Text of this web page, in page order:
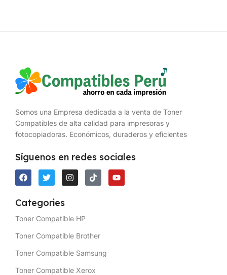
Somos una Empresa dedicada a la venta de Toner
Compatibles de alta calidad para impresoras y
fotocopiadoras. Económicos, duraderos y eficientes
Síguenos en redes sociales
Categories
Toner Compatible HP
Toner Compatible Brother
Toner Compatible Samsung
Toner Compatible Xerox